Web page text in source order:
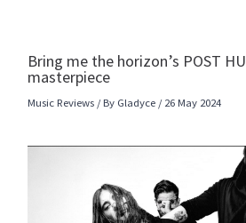
Bring me the horizon’s POST
masterpiece
Music Reviews / By Gladyce /26 May 2024